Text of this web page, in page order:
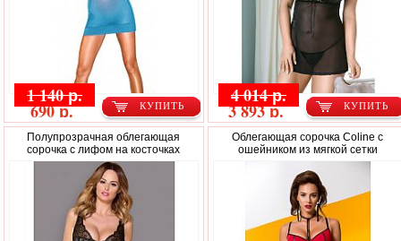
КУПИТЬ
1 140 р.
690 р. КУПИТЬ
4 014 р.
3 893 р.
Полупрозрачная облегающая
сорочка с лифом на косточках
Облегающая сорочка Coline с
ошейником из мягкой сетки